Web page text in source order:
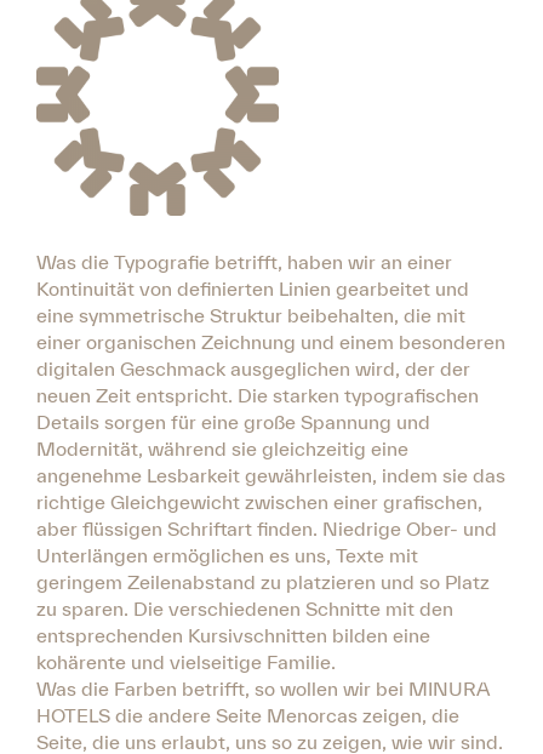
Was die Typografie betrifft, haben wir an einer
Kontinuität von definierten Linien gearbeitet und
eine symmetrische Struktur beibehalten, die mit
einer organischen Zeichnung und einem besonderen
digitalen Geschmack ausgeglichen wird, der der
neuen Zeit entspricht. Die starken typografischen
Details sorgen für eine große Spannung und
Modernität, während sie gleichzeitig eine
angenehme Lesbarkeit gewährleisten, indem sie das
richtige Gleichgewicht zwischen einer grafischen,
aber flüssigen Schriftart finden. Niedrige Ober- und
Unterlängen ermöglichen es uns, Texte mit
geringem Zeilenabstand zu platzieren und so Platz
zu sparen. Die verschiedenen Schnitte mit den
entsprechenden Kursivschnitten bilden eine
kohärente und vielseitige Familie.
Was die Farben betrifft, so wollen wir bei MINURA
HOTELS die andere Seite Menorcas zeigen, die
Seite, die uns erlaubt, uns so zu zeigen, wie wir sind.